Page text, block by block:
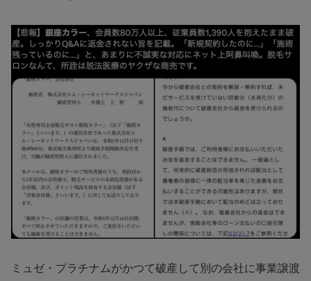
ミュゼ・プラチナムがかつて破産して別の会社に事業譲渡